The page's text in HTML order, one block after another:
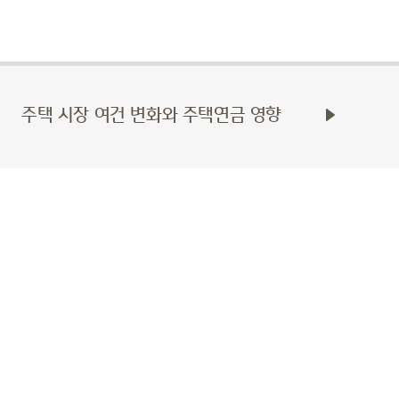
주택 시장 여건 변화와 주택연금 영향